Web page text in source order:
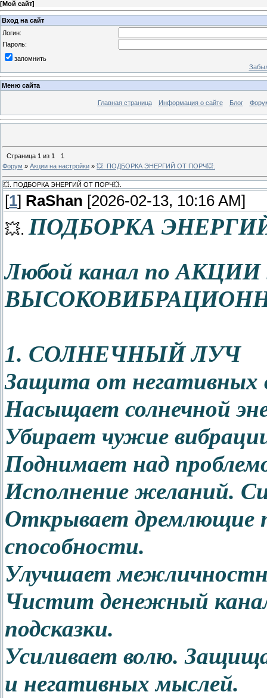
[Мой сайт]
Вход на сайт
Логин:
Пароль:
запомнить
Меню сайта
Главная страница Информация о сайте Блог
Страница 1 из 1
1
Форум » Акции на настройки » 💥. ПОДБОРКА ЭНЕРГИЙ ОТ ПОРЧ💥.
💥. ПОДБОРКА ЭНЕРГИЙ ОТ ПОРЧ💥.
[1] RaShan [2026-02-13, 10:16 AM]
💥. ПОДБОРКА
Любой канал по АКЦИИ
1. СОЛНЕЧНЫЙ ЛУЧ
Защита от негативных
Насыщает солнечной
Убирает чужие
Поднимает над
Исполнение желаний.
Открывает дремлющие
способности.
Улучшает
Чистит денежный
подсказки.
Усиливает волю.
и негативных мыслей.